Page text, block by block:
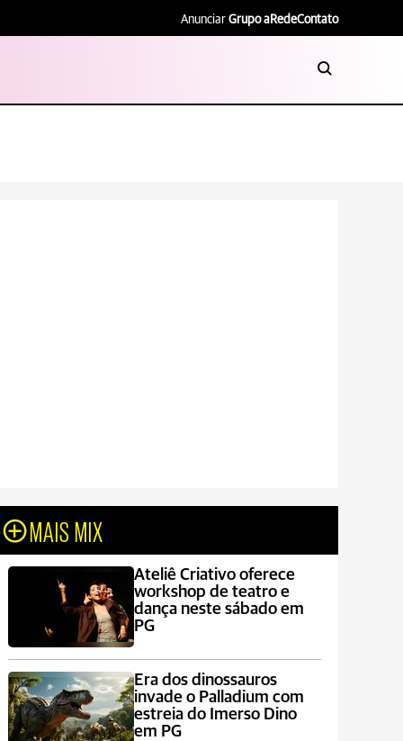
Anunciar Grupo aRedeContato
MAIS MIX
Ateliê Criativo oferece
workshop de teatro e
dança neste sábado em
PG
Era dos dinossauros
invade o Palladium com
estreia do Imerso Dino
em PG